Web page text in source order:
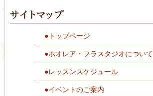
●トップページ
●ホオレア・フラスタジオについて
●レッスンスケジュール
●イベントのご案内